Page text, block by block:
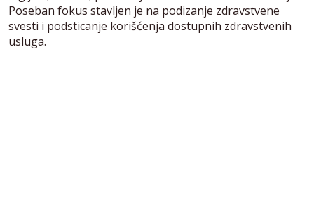
Poseban fokus stavljen je na podizanje zdravstvene
svesti i podsticanje korišćenja dostupnih zdravstvenih
usluga.